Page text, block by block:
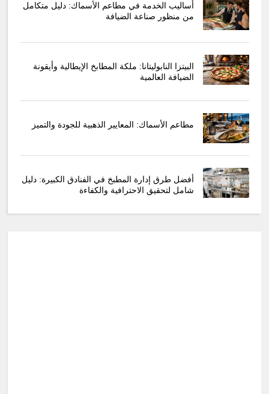
أساليب الخدمة في مطاعم الأسماك: دليل متكامل
من منظور صناعة الضيافة
البيتزا النابوليتانا: ملكة المطابخ الإيطالية وأيقونة
الضيافة العالمية
مطاعم الأسماك: المعايير الذهبية للجودة والتميز
أفضل طرق إدارة المطبخ في الفنادق الكبيرة: دليل
شامل لتحقيق الاحترافية والكفاءة